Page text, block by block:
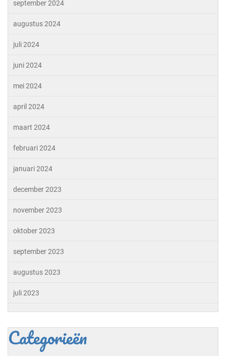
september 2024
augustus 2024
juli 2024
juni 2024
mei 2024
april 2024
maart 2024
februari 2024
januari 2024
december 2023
november 2023
oktober 2023
september 2023
augustus 2023
juli 2023
Categorieën